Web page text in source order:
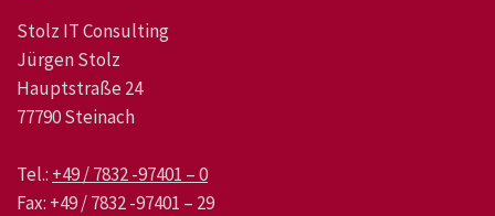
Stolz IT Consulting
Jürgen Stolz
Hauptstraße 24
77790 Steinach
Tel.: +49 / 7832 -97401 – 0
Fax: +49 / 7832 -97401 – 29